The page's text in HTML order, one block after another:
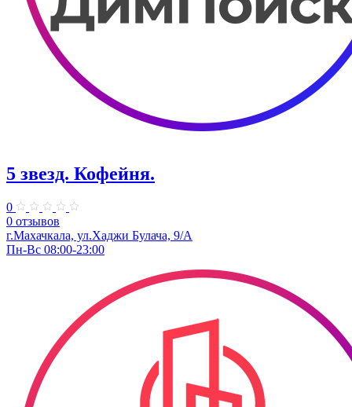
5 звезд. Кофейня.
0
0 отзывов
г.Махачкала, ул.Хаджи Булача, 9/А
Пн-Вс 08:00-23:00